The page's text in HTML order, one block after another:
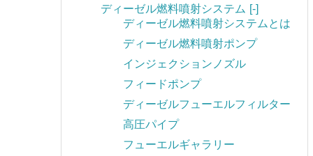
ディーゼル燃料噴射システム [-]
ディーゼル燃料噴射システムとは
ディーゼル燃料噴射ポンプ
インジェクションノズル
フィードポンプ
ディーゼルフューエルフィルター
高圧パイプ
フューエルギャラリー